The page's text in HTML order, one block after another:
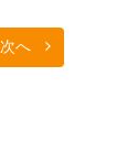
次へ